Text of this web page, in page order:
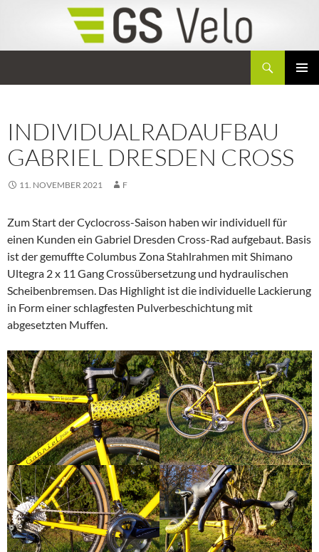
INDIVIDUALRADAUFBAU
GABRIEL DRESDEN CROSS
11. NOVEMBER 2021 F
Zum Start der Cyclocross-Saison haben wir individuell für
einen Kunden ein Gabriel Dresden Cross-Rad aufgebaut. Basis
ist der gemuffte Columbus Zona Stahlrahmen mit Shimano
Ultegra 2 x 11 Gang Crossübersetzung und hydraulischen
Scheibenbremsen. Das Highlight ist die individuelle Lackierung
in Form einer schlagfesten Pulverbeschichtung mit
abgesetzten Muffen.